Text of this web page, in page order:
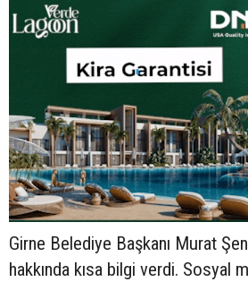
Girne Belediye Başkanı Murat
hakkında kısa bilgi verdi. Sosyal